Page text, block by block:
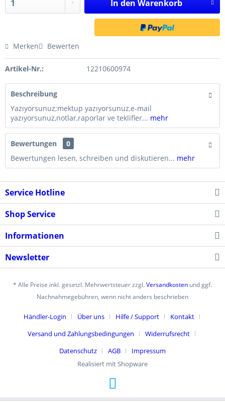
In den Warenkorb
Merken Bewerten
Artikel-Nr.: 12210600974
Beschreibung
Yazıyorsunuz;mektup yazıyorsunuz,e-mail
yazıyorsunuz,notlar,raporlar ve teklifler... mehr
Bewertungen
0
Bewertungen lesen, schreiben und diskutieren... mehr
Service Hotline
Shop Service
Informationen
Newsletter
* Alle Preise inkl. gesetzl. Mehrwertsteuer zzgl.Versandkosten und ggf.
Nachnahmegebühren, wenn nicht anders beschrieben
Händler-Login Über uns Hilfe / Support
Kontakt
Versand und Zahlungsbedingungen
Widerrufsrecht
Datenschutz
AGB
Impressum
Realisiert mit Shopware